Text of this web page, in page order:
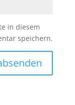
in diesem
speichern.